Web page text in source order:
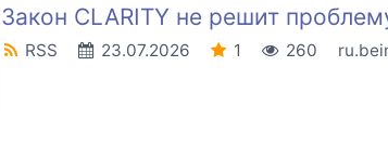
Закон CLARITY не решит
RSS 23.07.2026 1 260